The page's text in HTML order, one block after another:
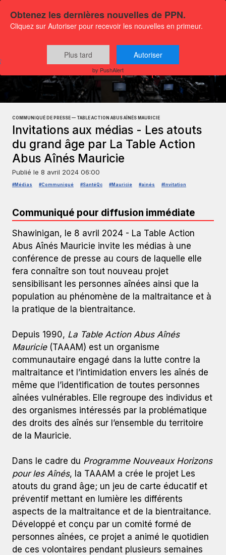
Communiqués
Société et Intérêt publique
COMMUNIQUÉ DE PRESSE — TABLE ACTION ABUS AÎNÉS MAURICIE
Invitations aux médias - Les atouts
du grand âge par La Table Action
Abus Aînés Mauricie
Publié le 8 avril 2024 06:00
#Médias #Communiqué #SantéQc #Mauricie #ainés #Invitation
Communiqué pour diffusion immédiate
Shawinigan, le 8 avril 2024 - La Table Action
Abus Aînés Mauricie invite les médias à une
conférence de presse au cours de laquelle elle
fera connaître son tout nouveau projet
sensibilisant les personnes aînées ainsi que la
population au phénomène de la maltraitance et à
la pratique de la bientraitance.
Depuis 1990, La Table Action Abus Aînés
Mauricie(TAAAM) est un organisme
communautaire engagé dans la lutte contre la
maltraitance et l’intimidation envers les aînés de
même que l’identification de toutes personnes
aînées vulnérables. Elle regroupe des individus et
des organismes intéressés par la problématique
des droits des aînés sur l’ensemble du territoire
de la Mauricie.
Dans le cadre du Programme Nouveaux Horizons
pour les Aînés, la TAAAM a crée le projet Les
atouts du grand âge; un jeu de carte éducatif et
préventif mettant en lumière les différents
aspects de la maltraitance et de la bientraitance.
Développé et conçu par un comité formé de
personnes aînées, ce projet a animé le quotidien
de ces volontaires pendant plusieurs semaines
Obtenez les dernières nouvelles de PPN.
Cliquez sur Autoriser pour recevoir les nouvelles en primeur.
Plus tard Autoriser
by PushAlert